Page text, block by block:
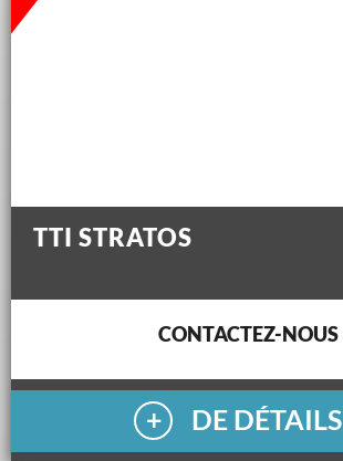
TTI STRATOS
CONTACTEZ-NOUS
DE DÉTAILS